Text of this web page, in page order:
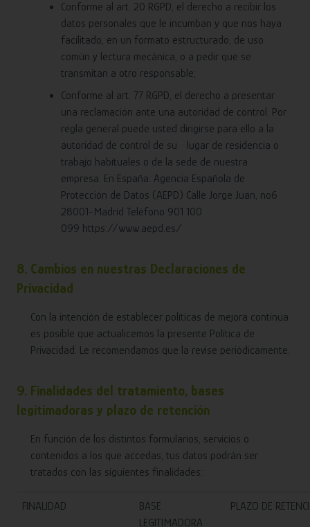
Conforme al art. 20 RGPD, el derecho a recibir los
datos personales que le incumban y que nos haya
facilitado, en un formato estructurado, de uso
común y lectura mecánica, o a pedir que se
transmitan a otro responsable;
Conforme al art. 77 RGPD, el derecho a presentar
una reclamación ante una autoridad de control. Por
regla general puede usted dirigirse para ello a la
autoridad de control de su lugar de residencia o
trabajo habituales o de la sede de nuestra
empresa. En España: Agencia Española de
Protección de Datos (AEPD) Calle Jorge Juan, no6
28001-Madrid Teléfono 901 100
099 https://www.aepd.es/
8. Cambios en nuestras Declaraciones de
Privacidad
Con la intención de establecer políticas de mejora continua
es posible que actualicemos la presente Política de
Privacidad. Le recomendamos que la revise periódicamente.
9. Finalidades del tratamiento, bases
legitimadoras y plazo de retención
En función de los distintos formularios, servicios o
contenidos a los que accedas, tus datos podrán ser
tratados con las siguientes finalidades:
FINALIDAD
BASE
LEGITIMADORA
PLAZO DE